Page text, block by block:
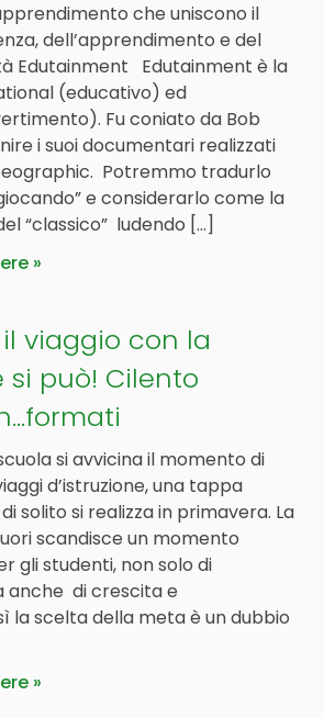
che uniscono il
dell’apprendimento e del
Edutainment Edutainment è la
(educativo) ed
Fu coniato da Bob
i suoi documentari realizzati
Potremmo tradurlo
e considerarlo come la
“classico” ludendo […]
viaggio con la
si può! Cilento
si avvicina il momento di
d’istruzione, una tappa
solito si realizza in primavera. La
scandisce un momento
gli studenti, non solo di
anche di crescita e
la scelta della meta è un dubbio